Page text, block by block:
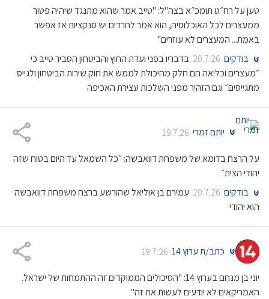
טען על רח״ט תומכ״א בצה"ל: "טייב אמר שהוא מתנגד שיהיה פטור
ממעצרים לכל האוכלוסיה, הוא אמר לחרדים יש סנקציות אז אפשר
באמת... המעצרים לא עוזרים"
בודקים 20.7.26 בדבריו בפני ועדת החוץ והביטחון הסביר טייב כי
״מעצרים וכליאה הם חלק מהיכולת לממש את חוק שירות הביטחון ולגייס
מתגייסים״ וגם הזהיר מפני השלכות עצירת האכיפה
יותם זמרי 19.7.26
על הרצח בדומא של משפחת דוואבשה: ״כל השמאל עד היום בטוח שזה
יהודי הצית״
בודקים 20.7.26 עמירם בן אוליאל שהורשע ברצח משפחת דוואבשה
הוא יהודי
כתב/ת ערוץ 14 19.7.26
יוני בן מנחם בערוץ 14: "הסיכולים הממוקדים זה ההתמחות של ישראל.
האמריקאים לא יודעים לעשות את זה"